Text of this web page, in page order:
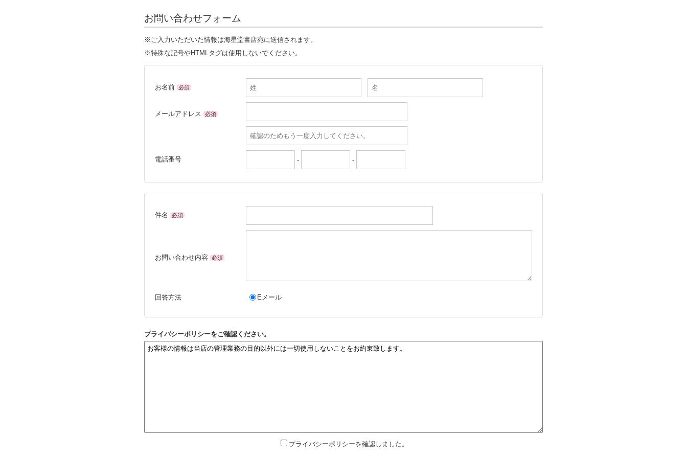
お問い合わせフォーム
※ご入力いただいた情報は海星堂書店宛に送信されます。
※特殊な記号やHTMLタグは使用しないでください。
お名前 必須
メールアドレス 必須
電話番号 - -
件名 必須
お問い合わせ内容 必須
回答方法 Eメール
プライバシーポリシーをご確認ください。
プライバシーポリシーを確認しました。